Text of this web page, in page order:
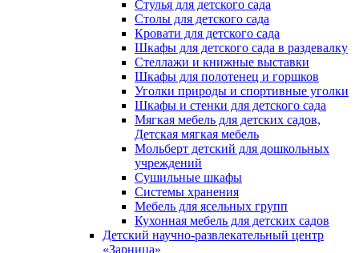
Стулья для детского сада
Столы для детского сада
Кровати для детского сада
Шкафы для детского сада в раздевалку
Стеллажи и книжные выставки
Шкафы для полотенец и горшков
Уголки природы и спортивные уголки
Шкафы и стенки для детского сада
Мягкая мебель для детских садов,
Детская мягкая мебель
Мольберт детский для дошкольных
учреждений
Сушильные шкафы
Системы хранения
Мебель для ясельных групп
Кухонная мебель для детских садов
Детский научно-развлекательный центр
«Зарница»